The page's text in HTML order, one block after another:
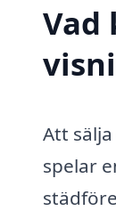
Vad
Att
spelar